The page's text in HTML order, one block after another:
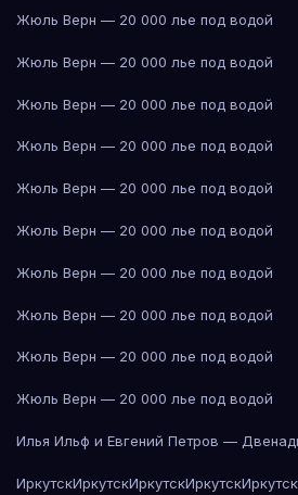
Жюль Верн — 20 000 лье под водой
Жюль Верн — 20 000 лье под водой
Жюль Верн — 20 000 лье под водой
Жюль Верн — 20 000 лье под водой
Жюль Верн — 20 000 лье под водой
Жюль Верн — 20 000 лье под водой
Жюль Верн — 20 000 лье под водой
Жюль Верн — 20 000 лье под водой
Жюль Верн — 20 000 лье под водой
Жюль Верн — 20 000 лье под водой
Илья Ильф и Евгений Петров —
ИркутскИркутскИркутскИркутскИркутск